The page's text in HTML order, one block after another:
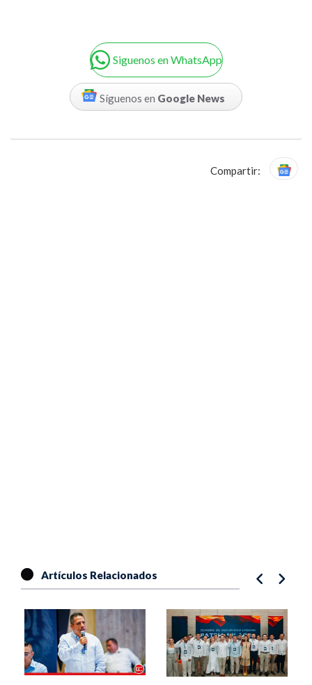
Siguenos en WhatsApp
Síguenos en Google News
Compartir:
Artículos Relacionados